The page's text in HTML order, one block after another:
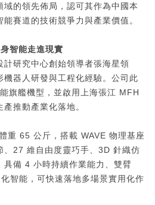
域的領先佈局，認可其作為中國本
賽道的技術競爭力與產業價值。
智能走進現實
研究中心創始領導者張海星領
器人研發與工程化經驗。公司此
旗艦機型，並啟用上海張江 MFH
推動產業化落地。
重 65 公斤，搭載 WAVE 物理基座
、27 維自由度靈巧手、3D 針織仿
具備 4 小時持續作業能力、雙臂
智能，可快速落地多場景實用化作